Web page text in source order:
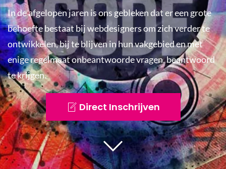
In de afgelopen jaren is ons gebleken dat er een grote
behoefte bestaat bij webdesigners om zich verder te
ontwikkelen, bij te blijven in hun vakgebied en met
enige regelmaat onbeantwoorde vragen, beantwoord
te krijgen.
Direct Inschrijven